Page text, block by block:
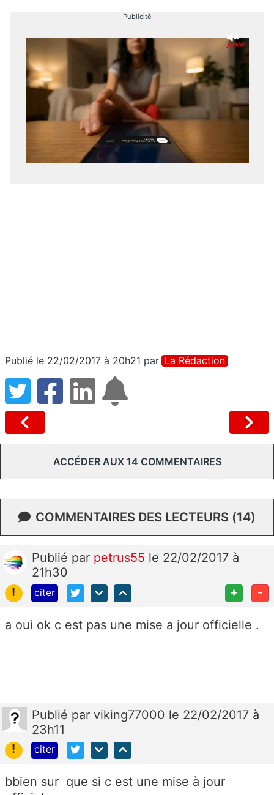
Publicité
Publié le 22/02/2017 à 20h21 par La Rédaction
ACCÉDER AUX 14 COMMENTAIRES
COMMENTAIRES DES LECTEURS (14)
Publié par petrus55 le 22/02/2017 à
21h30
!
citer + -
a oui ok c est pas une mise a jour officielle .
Publié par viking77000 le 22/02/2017 à
23h11
!
citer
bbien sur que si c est une mise à jour